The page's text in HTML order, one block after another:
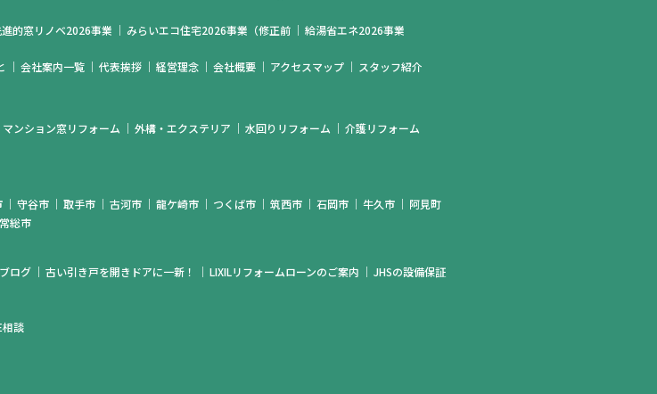
進的窓リノベ2026事業 みらいエコ住宅2026事業（修正前 給湯省エネ2026事業
会社案内一覧 代表挨拶 経営理念 会社概要 アクセスマップ スタッフ紹介
マンション窓リフォーム 外構・エクステリア 水回りリフォーム
介護リフォーム
守谷市 取手市 古河市 龍ケ崎市 つくば市 筑西市 石岡市 牛久市
阿見町
常総市
ログ 古い引き戸を開きドアに一新！ LIXILリフォームローンのご案内
JHSの設備保証
相談